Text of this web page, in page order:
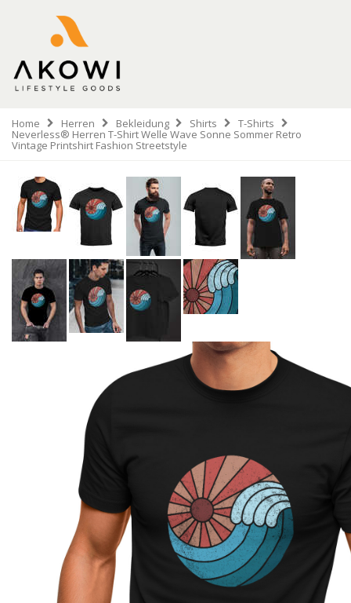
Home Herren Bekleidung Shirts T-Shirts
Neverless® Herren T-Shirt Welle Wave Sonne Sommer Retro
Vintage Printshirt Fashion Streetstyle